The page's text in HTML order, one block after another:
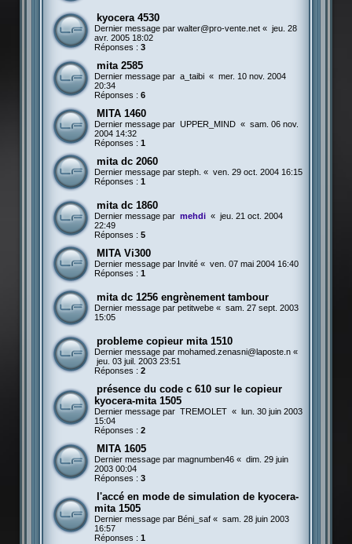
kyocera 4530
Dernier message par walter@pro-vente.net« jeu. 28
avr. 2005 18:02
Réponses : 3
mita 2585
Dernier message par a_taibi « mer. 10 nov. 2004
20:34
Réponses : 6
MITA 1460
Dernier message par UPPER_MIND « sam. 06 nov.
2004 14:32
Réponses : 1
mita dc 2060
Dernier message par steph. « ven. 29 oct. 2004 16:15
Réponses : 1
mita dc 1860
Dernier message par mehdi « jeu. 21 oct. 2004
22:49
Réponses : 5
MITA Vi300
Dernier message par Invité« ven. 07 mai 2004 16:40
Réponses : 1
mita dc 1256 engrènement tambour
Dernier message par petitwebe« sam. 27 sept. 2003
15:05
probleme copieur mita 1510
Dernier message par mohamed.zenasni@laposte.n«
jeu. 03 juil. 2003 23:51
Réponses : 2
présence du code c 610 sur le copieur
kyocera-mita 1505
Dernier message par TREMOLET «
lun. 30 juin 2003
15:04
Réponses : 2
MITA 1605
Dernier message par magnumben46« dim. 29 juin
2003 00:04
Réponses : 3
l'accé en mode de simulation de kyocera-
mita 1505
Dernier message par Béni_saf« sam. 28 juin 2003
16:57
Réponses : 1